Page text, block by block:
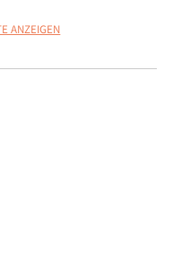
ANZEIGEN